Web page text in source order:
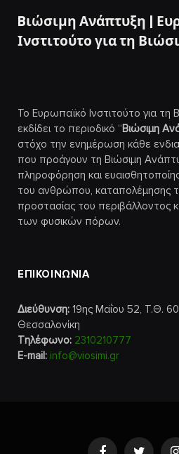
Bιώσιμη Ανάπτυξη |
Ινστιτούτο για τη
Το Ευρωπαϊκό Ινστιτούτο για τη
εκδίδει το περιοδικό “Βιώσιμη
στόχο την ενημέρωση κάθε
που προάγουν τη Βιώσιμη
πληροφόρηση και
του ανθρώπου, καταπολέμησης
προστασίας του περιβάλλοντος
των φυσικών πόρων.
ΕΠΙΚΟΙΝΩΝΙΑ
Διεύθυνση: 19ης Μαΐου 52, Τ.Θ.
Θεσσαλονίκη
Τηλέφωνο: 2310210777
E-mail: info@viosimi.gr